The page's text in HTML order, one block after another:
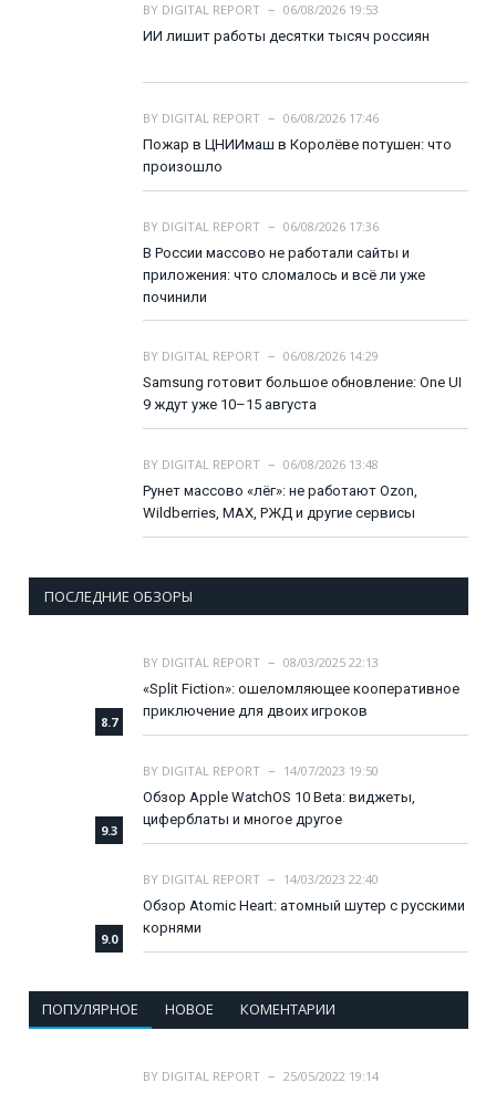
BY DIGITAL REPORT
06/08/2026 19:53
ИИ лишит работы десятки тысяч россиян
BY DIGITAL REPORT
06/08/2026 17:46
Пожар в ЦНИИмаш в Королёве потушен: что
произошло
BY DIGITAL REPORT
06/08/2026 17:36
В России массово не работали сайты и
приложения: что сломалось и всё ли уже
починили
BY DIGITAL REPORT
06/08/2026 14:29
Samsung готовит большое обновление: One UI
9 ждут уже 10–15 августа
BY DIGITAL REPORT
06/08/2026 13:48
Рунет массово «лёг»: не работают Ozon,
Wildberries, MAX, РЖД и другие сервисы
ПОСЛЕДНИЕ ОБЗОРЫ
8.7
BY DIGITAL REPORT
08/03/2025 22:13
«Split Fiction»: ошеломляющее кооперативное
приключение для двоих игроков
9.3
BY DIGITAL REPORT
14/07/2023 19:50
Обзор Apple WatchOS 10 Beta: виджеты,
циферблаты и многое другое
9.0
BY DIGITAL REPORT
14/03/2023 22:40
Обзор Atomic Heart: атомный шутер с русскими
корнями
ПОПУЛЯРНОЕ НОВОЕ КОМЕНТАРИИ
BY DIGITAL REPORT
25/05/2022 19:14